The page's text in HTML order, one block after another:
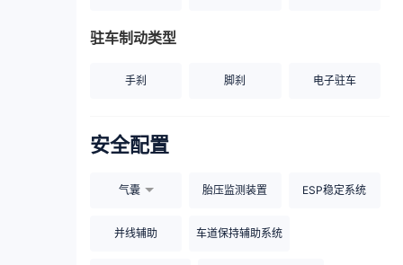
驻车制动类型
手刹 脚刹 电子驻车
安全配置
气囊 胎压监测装置 ESP稳定系统
并线辅助 车道保持辅助系统